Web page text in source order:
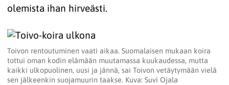
olemista ihan hirveästi.
Toivon rentoutuminen vaati aikaa. Suomalaisen mukaan koira
tottui oman kodin elämään muutamassa kuukaudessa, mutta
kaikki ulkopuolinen, uusi ja jännä, sai Toivon vetäytymään vielä
sen jälkeenkin suojamuurin taakse. Kuva: Suvi Ojala